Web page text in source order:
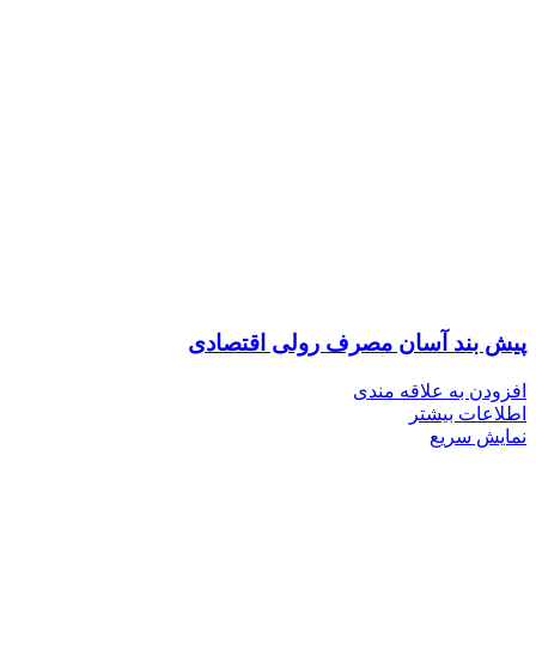
پیش بند آسان مصرف رولی اقتصادی
افزودن به علاقه مندی
اطلاعات بیشتر
نمایش سریع